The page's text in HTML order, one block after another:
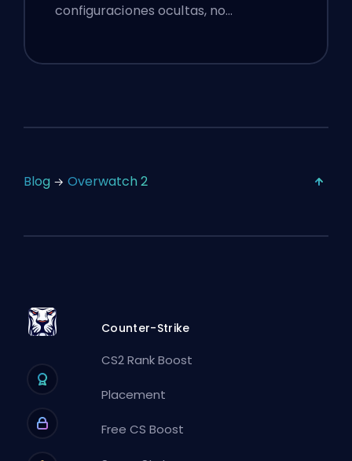
configuraciones ocultas, no…
Blog Overwatch 2
Counter-Strike
CS2 Rank Boost
Placement
Free CS Boost